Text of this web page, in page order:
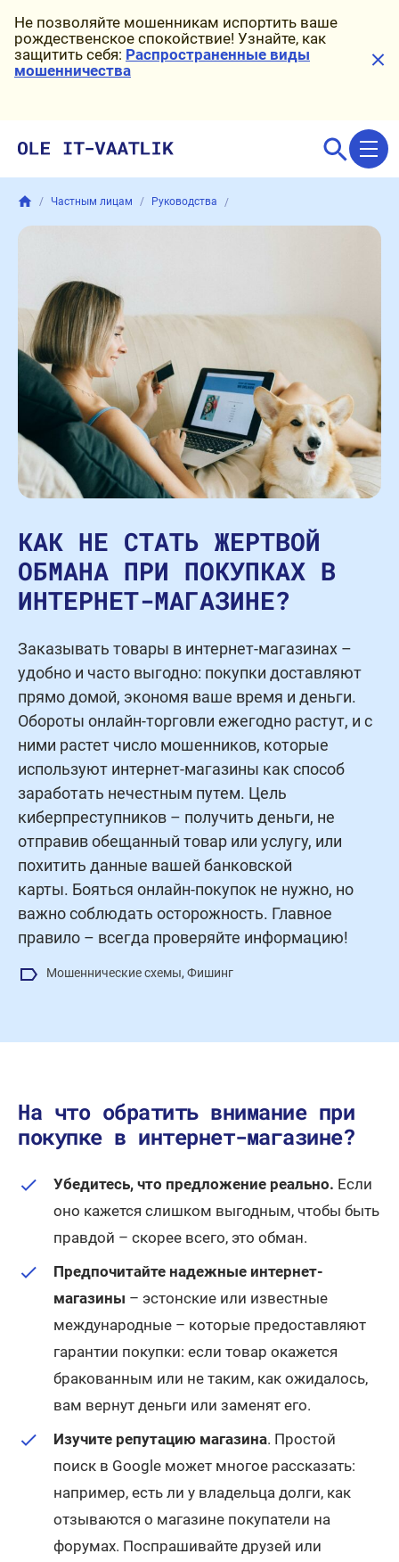
Пропустить меню Доступность
Не позволяйте мошенникам испортить ваше
рождественское спокойствие! Узнайте, как
защитить себя: Распространенные виды
мошенничества
Частным лицам Руководства
КАК НЕ СТАТЬ ЖЕРТВОЙ
ОБМАНА ПРИ ПОКУПКАХ В
ИНТЕРНЕТ-МАГАЗИНЕ?
Заказывать товары в интернет-магазинах –
удобно и часто выгодно: покупки доставляют
прямо домой, экономя ваше время и деньги.
Обороты онлайн-торговли ежегодно растут, и с
ними растет число мошенников, которые
используют интернет-магазины как способ
заработать нечестным путем. Цель
киберпреступников – получить деньги, не
отправив обещанный товар или услугу, или
похитить данные вашей банковской
карты. Бояться онлайн-покупок не нужно, но
важно соблюдать осторожность. Главное
правило – всегда проверяйте информацию!
Мошеннические схемы, Фишинг
На что обратить внимание при
покупке в интернет-магазине?
Убедитесь, что предложение реально. Если
оно кажется слишком выгодным, чтобы быть
правдой – скорее всего, это обман.
Предпочитайте надежные интернет-
магазины – эстонские или известные
международные – которые предоставляют
гарантии покупки: если товар окажется
бракованным или не таким, как ожидалось,
вам вернут деньги или заменят его.
Изучите репутацию магазина. Простой
поиск в Google может многое рассказать:
например, есть ли у владельца долги, как
отзываются о магазине покупатели на
форумах. Поспрашивайте друзей или